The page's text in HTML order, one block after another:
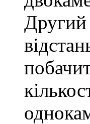
Другий